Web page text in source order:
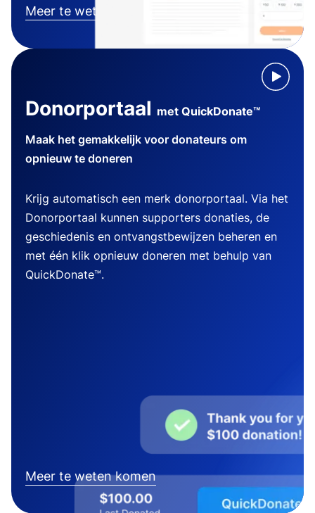
Meer te weten komen
Donorportaal met QuickDonate™
Maak het gemakkelijk voor donateurs om
opnieuw te doneren
Krijg automatisch een merk donorportaal. Via het
Donorportaal kunnen supporters donaties, de
geschiedenis en ontvangstbewijzen beheren en
met één klik opnieuw doneren met behulp van
QuickDonate™.
Meer te weten komen